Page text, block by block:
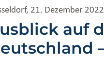
21. Dezember 2022
auf